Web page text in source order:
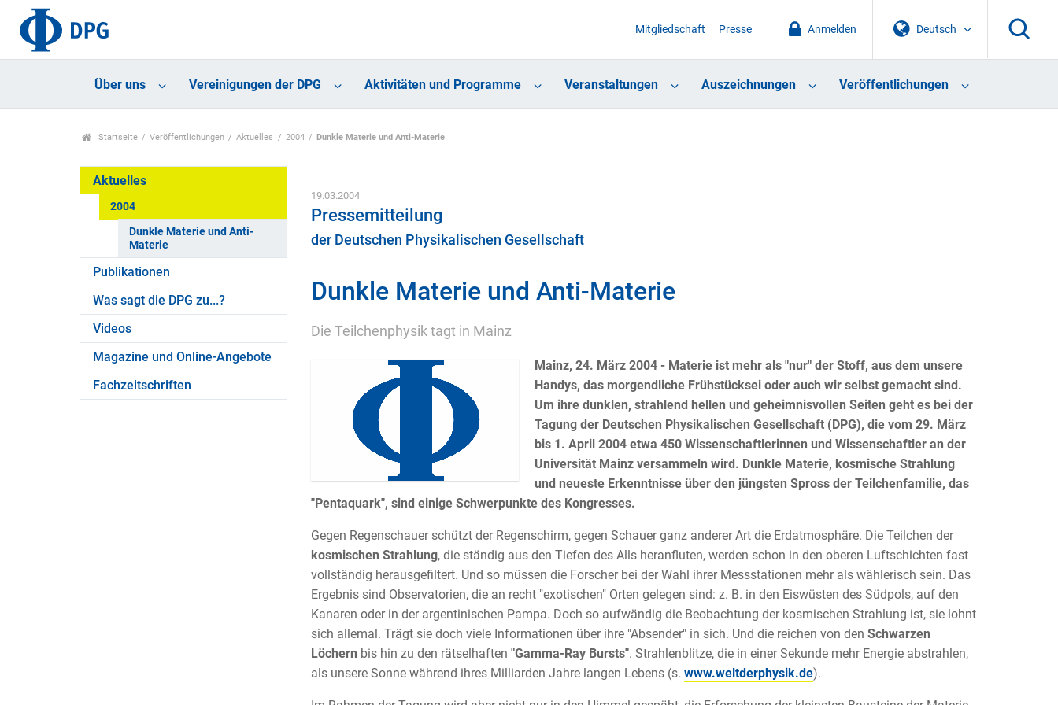
Deutsch
Anmelden
Mitgliedschaft Presse
Über uns Vereinigungen der DPG Aktivitäten und Programme Veranstaltungen Auszeichnungen Veröffentlichungen
Startseite Veröffentlichungen Aktuelles 2004 Dunkle Materie und Anti-Materie
Aktuelles
2004
Dunkle Materie und Anti-
Materie
Publikationen
Was sagt die DPG zu...?
Videos
Magazine und Online-Angebote
Fachzeitschriften
19.03.2004
Pressemitteilung
der Deutschen Physikalischen Gesellschaft
Dunkle Materie und Anti-Materie
Die Teilchenphysik tagt in Mainz
Mainz, 24. März 2004 - Materie ist mehr als "nur" der Stoff, aus dem unsere
Handys, das morgendliche Frühstücksei oder auch wir selbst gemacht sind.
Um ihre dunklen, strahlend hellen und geheimnisvollen Seiten geht es bei der
Tagung der Deutschen Physikalischen Gesellschaft (DPG), die vom 29. März
bis 1. April 2004 etwa 450 Wissenschaftlerinnen und Wissenschaftler an der
Universität Mainz versammeln wird. Dunkle Materie, kosmische Strahlung
und neueste Erkenntnisse über den jüngsten Spross der Teilchenfamilie, das
"Pentaquark", sind einige Schwerpunkte des Kongresses.
Gegen Regenschauer schützt der Regenschirm, gegen Schauer ganz anderer Art die Erdatmosphäre. Die Teilchen der
kosmischen Strahlung, die ständig aus den Tiefen des Alls heranfluten, werden schon in den oberen Luftschichten fast
vollständig herausgefiltert. Und so müssen die Forscher bei der Wahl ihrer Messstationen mehr als wählerisch sein. Das
Ergebnis sind Observatorien, die an recht "exotischen" Orten gelegen sind: z. B. in den Eiswüsten des Südpols, auf den
Kanaren oder in der argentinischen Pampa. Doch so aufwändig die Beobachtung der kosmischen Strahlung ist, sie lohnt
sich allemal. Trägt sie doch viele Informationen über ihre "Absender" in sich. Und die reichen von den Schwarzen
Löchern bis hin zu den rätselhaften "Gamma-Ray Bursts". Strahlenblitze, die in einer Sekunde mehr Energie abstrahlen,
als unsere Sonne während ihres Milliarden Jahre langen Lebens (s. www.weltderphysik.de).